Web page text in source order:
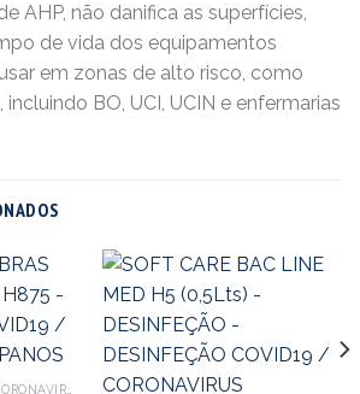
AHP, não danifica as superfícies,
de vida dos equipamentos
em zonas de alto risco, como
BO, UCI, UCIN e enfermarias